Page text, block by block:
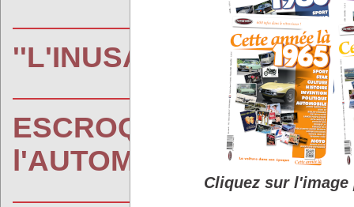
''L'INUSABLE'' UNE
Cliquez sur